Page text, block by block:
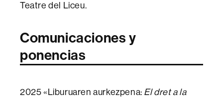
Teatre del Liceu.
Comunicaciones y
ponencias
2025 «Liburuaren aurkezpena: El dret a la